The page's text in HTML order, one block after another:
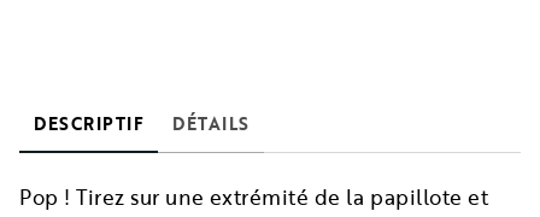
DESCRIPTIF DÉTAILS
Pop ! Tirez sur une extrémité de la papillote et